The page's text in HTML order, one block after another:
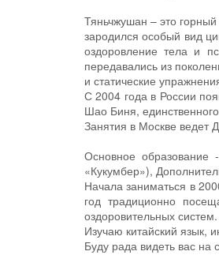
Тяньчжушан – это
зародился особый вид
оздоровление тела и
передавались из
и статические
С 2004 года в России
Шао Биня,
Занятия в Москве ведет
Основное образование
«Кукумбер»),
Начала заниматься в
год традиционно
оздоровительных систем.
Изучаю китайский язык,
Буду рада видеть вас на